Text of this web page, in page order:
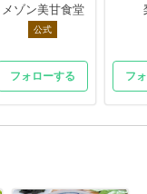
メゾン美甘食堂
公式
フォローする フ